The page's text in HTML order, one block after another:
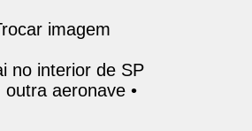
imagem
no interior de SP
aeronave •